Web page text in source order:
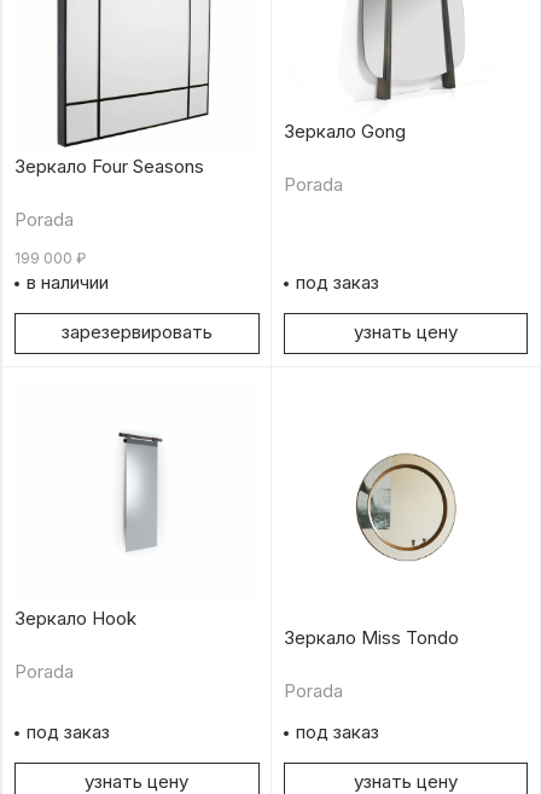
Зеркало Four Seasons
Porada
199 000 ₽
в наличии
зарезервировать
Зеркало Gong
Porada
под заказ
узнать цену
Зеркало Hook
Porada
под заказ
узнать цену
Зеркало Miss Tondo
Porada
под заказ
узнать цену